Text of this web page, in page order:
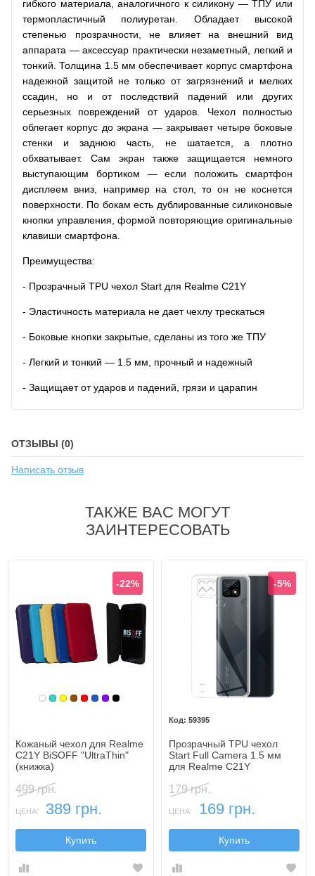
гибкого материала, аналогичного к силикону — ТПУ или
термопластичный полиуретан. Обладает высокой
степенью прозрачности, не влияет на внешний вид
аппарата — аксессуар практически незаметный, легкий и
тонкий. Толщина 1.5 мм обеспечивает корпус смартфона
надежной защитой не только от загрязнений и мелких
ссадин, но и от последствий падений или других
серьезных повреждений от ударов. Чехол полностью
облегает корпус до экрана — закрывает четыре боковые
стенки и заднюю часть, не шатается, а плотно
обхватывает. Сам экран также защищается немного
выступающим бортиком — если положить смартфон
дисплеем вниз, например на стол, то он не коснется
поверхности. По бокам есть дублированные силиконовые
кнопки управления, формой повторяющие оригинальные
клавиши смартфона.
Преимущества:
- Прозрачный TPU чехол Start для Realme C21Y
- Эластичность материала не дает чехлу трескаться
- Боковые кнопки закрытые, сделаны из того же ТПУ
- Легкий и тонкий — 1.5 мм, прочный и надежный
- Защищает от ударов и падений, грязи и царапин
ОТЗЫВЫ (0)
Написать отзыв
ТАКЖЕ ВАС МОГУТ
ЗАИНТЕРЕСОВАТЬ
Белый
Бирюзовый
Желтый
Коричневый
Красный
Синий, темный
Фиолетовый
Черный
-22%
Кожаный чехол для Realme
C21Y BiSOFF "UltraThin"
(книжка)
499 грн.
ЦЕНА: 389 грн.
Купить
-5%
59395
Прозрачный TPU чехол
Start Full Camera 1.5 мм
для Realme C21Y
179 грн.
ЦЕНА: 169 грн.
Купить